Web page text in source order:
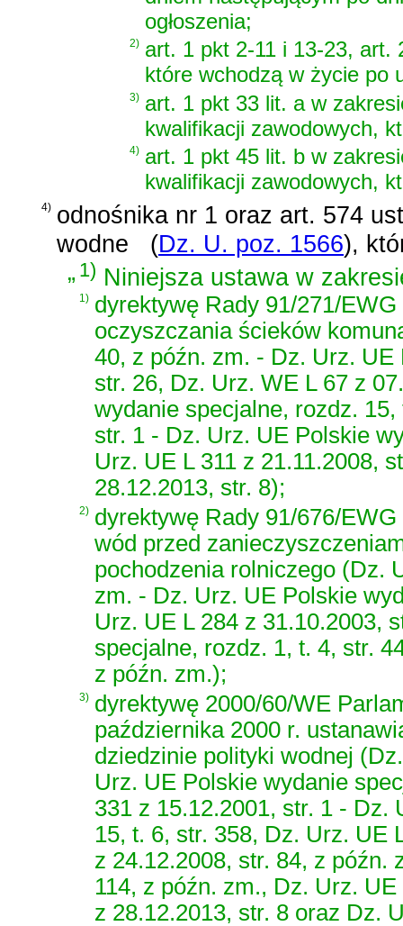
ogłoszenia;
2) art. 1 pkt 2-11 i 13-23,
które wchodzą w życie po
3) art. 1 pkt 33 lit. a w
kwalifikacji zawodowych,
4) art. 1 pkt 45 lit. b w
kwalifikacji zawodowych,
4) odnośnika nr 1 oraz art. 574
wodne
(Dz. U. poz. 1566),
„1) Niniejsza ustawa w
1) dyrektywę Rady 91/271/
oczyszczania ścieków
40, z późn. zm. - Dz. Urz.
str. 26, Dz. Urz. WE L 67 z
wydanie specjalne, rozdz.
str. 1 - Dz. Urz. UE Polskie
Urz. UE L 311 z 21.11.2008,
28.12.2013, str. 8);
2) dyrektywę Rady 91/676/
wód przed
pochodzenia rolniczego (Dz.
zm. - Dz. Urz. UE Polskie
Urz. UE L 284 z 31.10.2003,
specjalne, rozdz. 1, t. 4, str.
z późn. zm.);
3) dyrektywę 2000/60/WE
października 2000 r.
dziedzinie polityki wodnej
Urz. UE Polskie wydanie
331 z 15.12.2001, str. 1 - Dz.
15, t. 6, str. 358, Dz. Urz. UE
z 24.12.2008, str. 84, z późn.
114, z późn. zm., Dz. Urz.
z 28.12.2013, str. 8 oraz Dz.